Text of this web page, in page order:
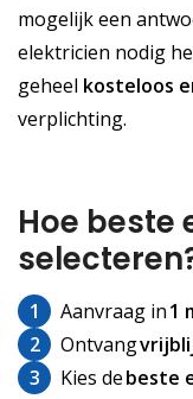
mogelijk een
elektricien nodig
geheel kosteloos
verplichting.
Hoe beste
1 Aanvraag in1
2
Ontvang
3
Kies debeste